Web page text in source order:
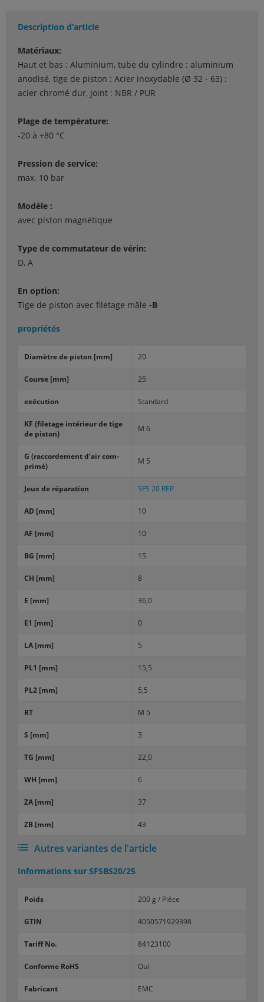
Description d’article
Matériaux:
Haut et bas : Aluminium, tube du cylindre : aluminium
anodisé, tige de piston : Acier inoxydable (Ø 32 - 63) :
acier chromé dur, joint : NBR / PUR
Plage de température:
-20 à +80 °C
Pression de service:
max. 10 bar
Modèle :
avec piston magnétique
Type de commutateur de vérin:
D, A
En option:
Tige de piston avec filetage mâle -B
propriétés
Dia­mètre de pis­ton [mm] 20
Course [mm] 25
exé­cu­tion Stan­dard
KF (fi­le­tage in­té­rieur de tige
de pis­ton)
M 6
G (rac­cor­de­ment d’air com­
pri­mé)
M 5
Jeux de ré­pa­ra­tion SFS 20 REP
AD [mm] 10
AF [mm] 10
BG [mm] 15
CH [mm] 8
E [mm] 36,0
E1 [mm] 0
LA [mm] 5
PL1 [mm] 15,5
PL2 [mm] 5,5
RT M 5
S [mm] 3
TG [mm] 22,0
WH [mm] 6
ZA [mm] 37
ZB [mm] 43
Autres variantes de l'article
Informations sur SFSBS20/25
Poids 200 g / Pièce
GTIN 4050571929398
Tariff No. 84123100
Conforme RoHS Oui
Fabricant EMC